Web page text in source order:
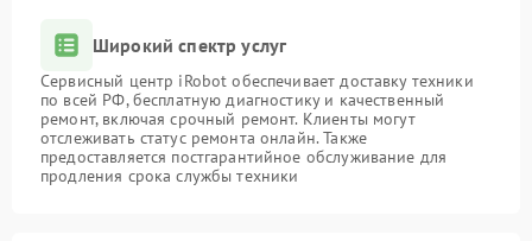
Широкий спектр услуг
Сервисный центр iRobot обеспечивает доставку техники
по всей РФ, бесплатную диагностику и качественный
ремонт, включая срочный ремонт. Клиенты могут
отслеживать статус ремонта онлайн. Также
предоставляется постгарантийное обслуживание для
продления срока службы техники